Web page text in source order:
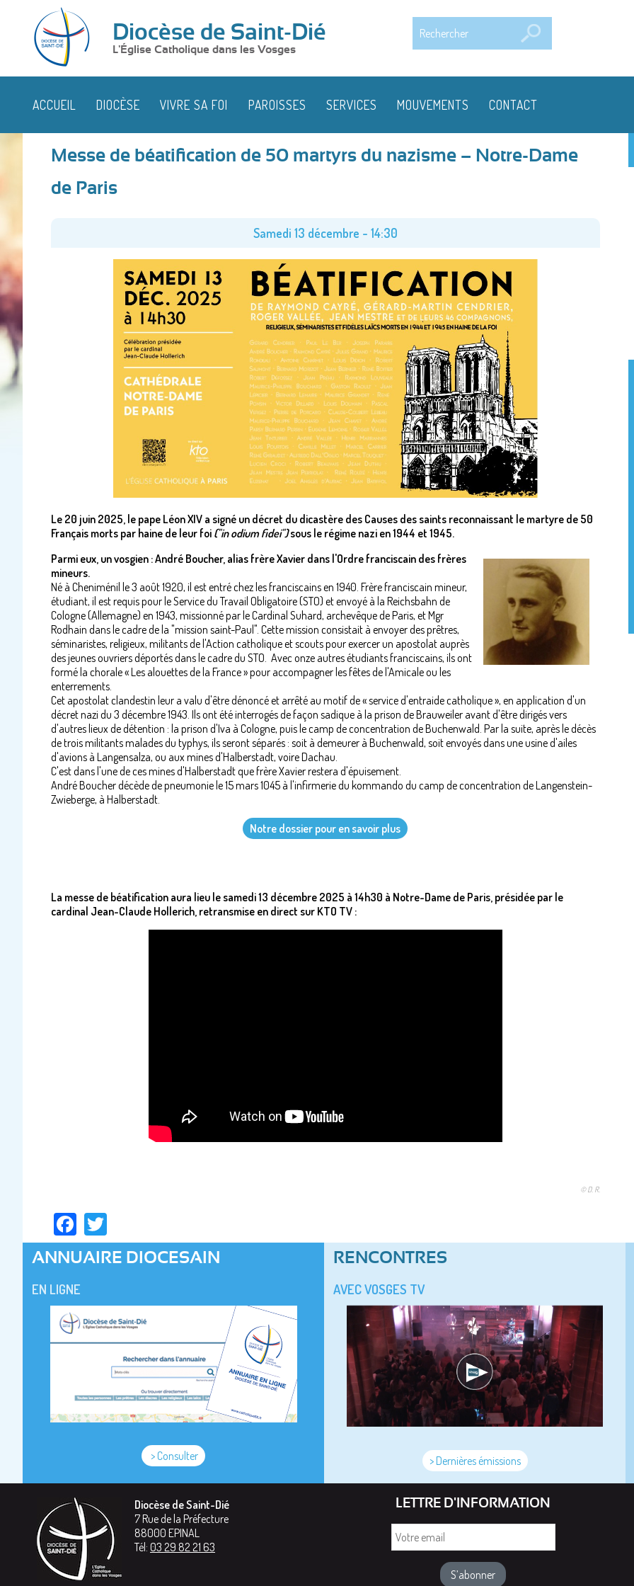
Diocèse de Saint-Dié
L'Église Catholique dans les Vosges
ACCUEIL DIOCÈSE VIVRE SA FOI PAROISSES SERVICES MOUVEMENTS CONTACT
Messe de béatification de 50 martyrs du nazisme – Notre-Dame
de Paris
Samedi 13 décembre - 14:30
Le 20 juin 2025, le pape Léon XIV a signé un décret du dicastère des Causes des saints reconnaissant le martyre de 50
Français morts par haine de leur foi ("in odium fidei")sous le régime nazi en 1944 et 1945.
Parmi eux, un vosgien : André Boucher, alias frère Xavier dans l'Ordre franciscain des frères
mineurs.
Né à Cheniménil le 3 août 1920, il est entré chez les franciscains en 1940. Frère franciscain mineur,
étudiant, il est requis pour le Service du Travail Obligatoire (STO) et envoyé à la Reichsbahn de
Cologne (Allemagne) en 1943, missionné par le Cardinal Suhard, archevêque de Paris, et Mgr
Rodhain dans le cadre de la "mission saint-Paul". Cette mission consistait à envoyer des prêtres,
séminaristes, religieux, militants de l'Action catholique et scouts pour exercer un apostolat auprès
des jeunes ouvriers déportés dans le cadre du STO. Avec onze autres étudiants franciscains, ils ont
formé la chorale « Les alouettes de la France » pour accompagner les fêtes de l'Amicale ou les
enterrements.
​Cet apostolat clandestin leur a valu d'être dénoncé et arrêté au motif de « service d'entraide catholique », en application d'un
décret nazi du 3 décembre 1943. Ils ont été interrogés de façon sadique à la prison de Brauweiler avant d'être dirigés vers
d'autres lieux de détention : la prison d'Iva à Cologne, puis le camp de concentration de Buchenwald. Par la suite, après le décès
de trois militants malades du typhys, ils seront séparés : soit à demeurer à Buchenwald, soit envoyés dans une usine d'ailes
d'avions à Langensalza, ou aux mines d'Halberstadt, voire Dachau.
C'est dans l'une de ces mines d'Halberstadt que frère Xavier restera d'épuisement.
André Boucher décède de pneumonie le 15 mars 1045 à l'infirmerie du kommando du camp de concentration de Langenstein-
Zwieberge, à Halberstadt.
Notre dossier pour en savoir plus
La messe de béatification aura lieu le samedi 13 décembre 2025 à 14h30 à Notre-Dame de Paris, présidée par le
cardinal Jean-Claude Hollerich, retransmise en direct sur KTO TV :
© D. R.
Facebook
ANNUAIRE DIOCESAIN
EN LIGNE
> Consulter
RENCONTRES
AVEC VOSGES TV
> Dernières émissions
Diocèse de Saint-Dié
7 Rue de la Préfecture
88000 EPINAL
Tél: 03 29 82 21 63
LETTRE D'INFORMATION